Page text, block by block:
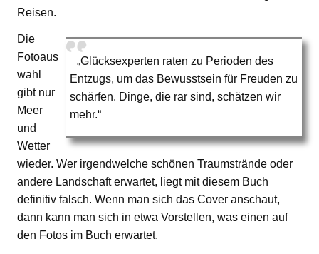
Reisen.
„Glücksexperten raten zu Perioden des
Entzugs, um das Bewusstsein für Freuden zu
schärfen. Dinge, die rar sind, schätzen wir
mehr.“
Die
Fotoaus
wahl
gibt nur
Meer
und
Wetter
wieder. Wer irgendwelche schönen Traumstrände oder
andere Landschaft erwartet, liegt mit diesem Buch
definitiv falsch. Wenn man sich das Cover anschaut,
dann kann man sich in etwa Vorstellen, was einen auf
den Fotos im Buch erwartet.